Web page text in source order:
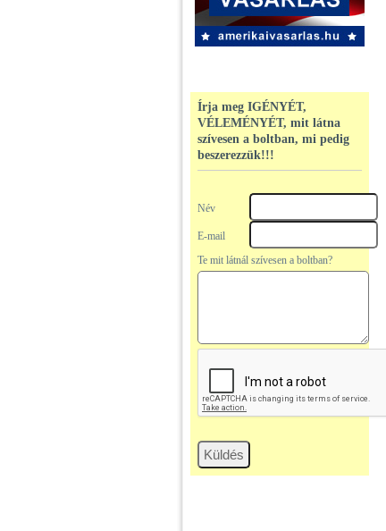
Írja meg IGÉNYÉT,
VÉLEMÉNYÉT, mit látna
szívesen a boltban, mi pedig
beszerezzük!!!
Név
E-mail
Te mit látnál szívesen a boltban?